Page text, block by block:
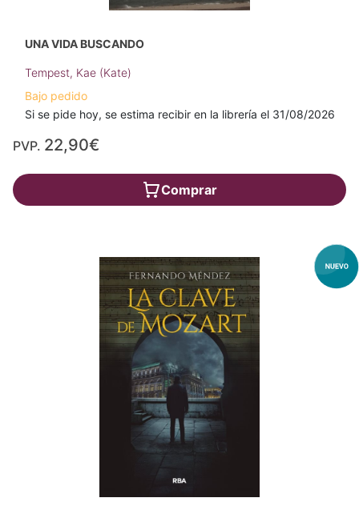
UNA VIDA BUSCANDO
Tempest, Kae (Kate)
Bajo pedido
Si se pide hoy, se estima recibir en la librería el 31/08/2026
PVP. 22,90€
Comprar